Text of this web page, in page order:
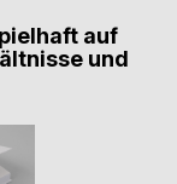
auf
und